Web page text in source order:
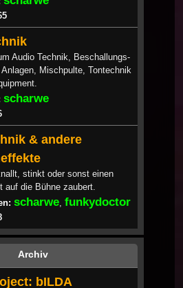
Audio Technik, Beschallungs-
Mischpulte, Tontechnik
scharwe
& andere
stinkt oder sonst einen
auf die Bühne zaubert.
scharwe funkydoctor
Archiv
bILDA